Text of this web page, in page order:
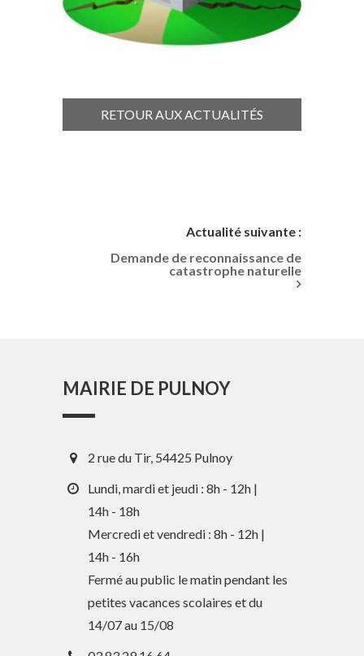
RETOUR AUX ACTUALITÉS
Actualité suivante :
Demande de reconnaissance de
catastrophe naturelle
Guide des activités et services
MAIRIE DE PULNOY
2 rue du Tir, 54425 Pulnoy
Lundi, mardi et jeudi : 8h - 12h |
14h - 18h
Mercredi et vendredi : 8h - 12h |
14h - 16h
Fermé au public le matin pendant les
petites vacances scolaires et du
14/07 au 15/08